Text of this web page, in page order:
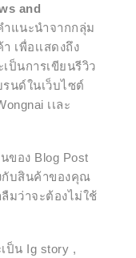
and
ำแนะนำจากกลุ่ม
เพื่อเเสดงถึง
ป็นการเขียนรีวิว
นด์ในเว็บไซต์
เเละ
ของ Blog Post
กับสินค้าของคุณ
มว่าจะต้องไม่ใช้
ป็น Ig story ,